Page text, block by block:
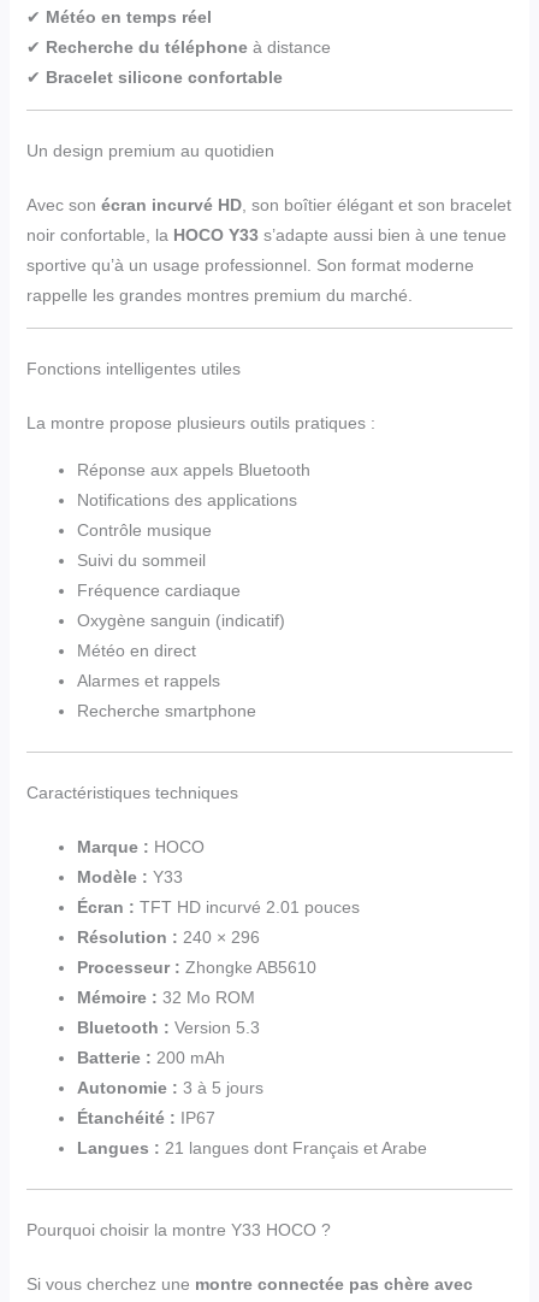
✔ Météo en temps réel
✔ Recherche du téléphoneà distance
✔ Bracelet silicone confortable
Un design premium au quotidien
Avec son écran incurvé HD, son boîtier élégant et son bracelet
noir confortable, la HOCO Y33s’adapte aussi bien à une tenue
sportive qu’à un usage professionnel. Son format moderne
rappelle les grandes montres premium du marché.
Fonctions intelligentes utiles
La montre propose plusieurs outils pratiques :
Réponse aux appels Bluetooth
Notifications des applications
Contrôle musique
Suivi du sommeil
Fréquence cardiaque
Oxygène sanguin (indicatif)
Météo en direct
Alarmes et rappels
Recherche smartphone
Caractéristiques techniques
Marque : HOCO
Modèle : Y33
Écran : TFT HD incurvé 2.01 pouces
Résolution : 240 × 296
Processeur : Zhongke AB5610
Mémoire : 32 Mo ROM
Bluetooth : Version 5.3
Batterie : 200 mAh
Autonomie : 3 à 5 jours
Étanchéité : IP67
Langues : 21 langues dont Français et Arabe
Pourquoi choisir la montre Y33 HOCO ?
Si vous cherchez une montre connectée pas chère avec